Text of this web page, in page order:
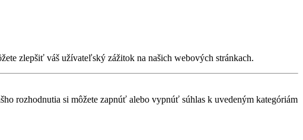
zlepšiť váš užívateľský zážitok na našich webových stránkach.
rozhodnutia si môžete zapnúť alebo vypnúť súhlas k uvedeným kategóriám